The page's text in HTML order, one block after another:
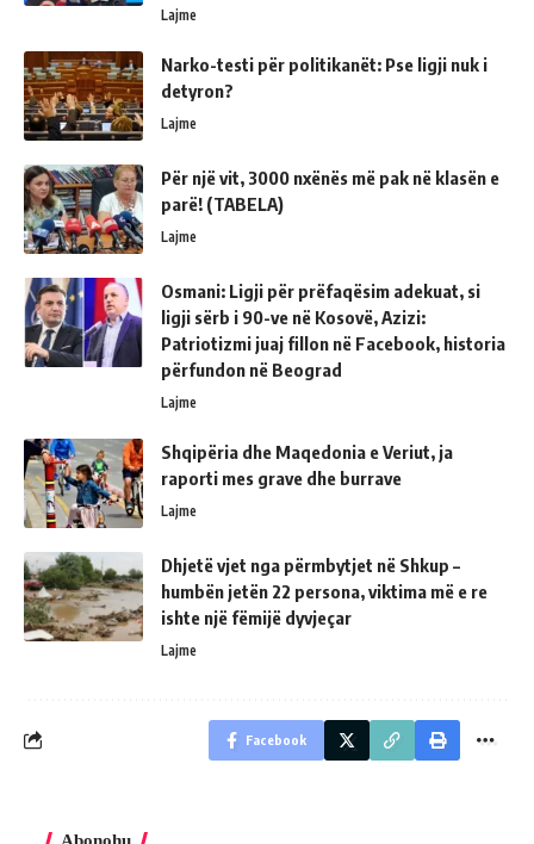
Lajme
Narko-testi për politikanët: Pse ligji nuk i
detyron?
Lajme
Për një vit, 3000 nxënës më pak në klasën e
parë! (TABELA)
Lajme
Osmani: Ligji për prëfaqësim adekuat, si
ligji sërb i 90-ve në Kosovë, Azizi:
Patriotizmi juaj fillon në Facebook, historia
përfundon në Beograd
Lajme
Shqipëria dhe Maqedonia e Veriut, ja
raporti mes grave dhe burrave
Lajme
Dhjetë vjet nga përmbytjet në Shkup –
humbën jetën 22 persona, viktima më e re
ishte një fëmijë dyvjeçar
Lajme
Facebook